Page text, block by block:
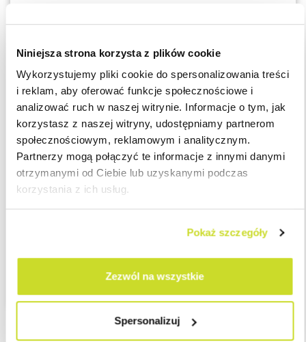
Niniejsza strona korzysta z plików cookie
Wykorzystujemy pliki cookie do spersonalizowania treści
i reklam, aby oferować funkcje społecznościowe i
analizować ruch w naszej witrynie. Informacje o tym, jak
korzystasz z naszej witryny, udostępniamy partnerom
społecznościowym, reklamowym i analitycznym.
Partnerzy mogą połączyć te informacje z innymi danymi
otrzymanymi od Ciebie lub uzyskanymi podczas
korzystania z ich usług.
Pokaż szczegóły
Zezwól na wszystkie
Spersonalizuj
których informacje powinny być udostępnione. Są to
CIT-N1 Informacja o podmiotach posiadających
prawa do spółki nieruchomościowej
CIT-N2 Informacja o prawach do spółki
nieruchomościowej oraz o podmiotach
pośredniczących
Formularze powinny być uzupełnione i złożone w postaci
elektronicznej przy użyciu kwalifikowanego podpisu
elektronicznego poprzez system e-Deklaracje.
naszymi ekspertami: